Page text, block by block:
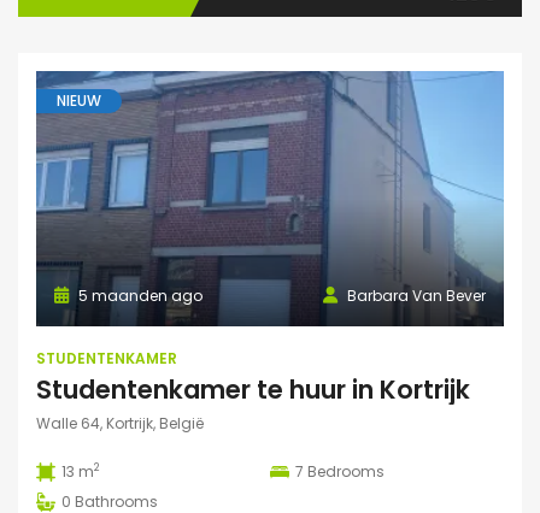
NIEUW
Barbara Van Bever
5 maanden ago
STUDENTENKAMER
Studentenkamer te huur in Kortrijk
Walle 64, Kortrijk, België
13 m2 7 Bedrooms
0 Bathrooms